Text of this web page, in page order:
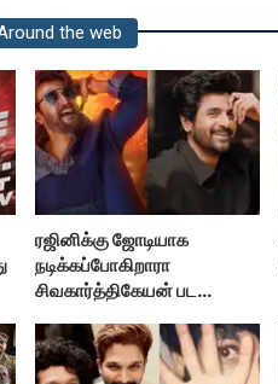
the web
ரஜினிக்கு ஜோடியாக
நடிக்கப்போகிறாரா
சிவகார்த்திகேயன் பட